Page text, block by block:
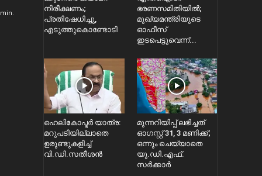
min.
നിരീക്ഷണം;
പ്രതിഷേധിച്ചു,
എടുത്തുകൊണ്ടോടി
ഭരണസമിതിയിൽ;
മുഖ്യമന്ത്രിയുടെ
ഓഫീസ്
ഇടപെട്ടുവെന്ന്...
ഹെലികോപ്ടര്‍ യാത്ര:
മറുപടിയില്ലാതെ
ഉരുണ്ടുകളിച്ച്
വി.ഡി.സതീശൻ
മുന്നറിയിപ്പ് ലഭിച്ചത്
ഓഗസ്റ്റ് 31, 3 മണിക്ക്;
ഒന്നും ചെയ്യാതെ
യു.ഡി.എഫ്.
സർക്കാര്‍